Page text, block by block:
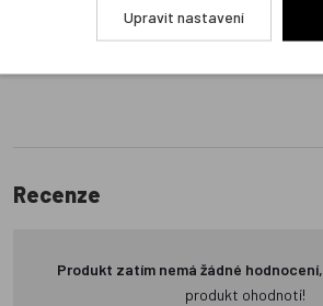
Recenze
Produkt zatím nemá žádné hodnocení,
produkt ohodnotí!
Upravit nastavení